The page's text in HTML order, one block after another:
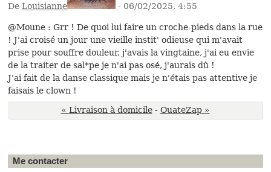
DeLouisianne - 06/02/2025, 4:55
@Moune : Grr ! De quoi lui faire un croche-pieds dans la rue
! J'ai croisé un jour une vieille instit' odieuse qui m'avait
prise pour souffre douleur, j'avais la vingtaine, j'ai eu envie
de la traiter de sal*pe je n'ai pas osé, j'aurais dû !
J'ai fait de la danse classique mais je n'étais pas attentive je
faisais le clown !
« Livraison à domicile - OuateZap »
Me contacter